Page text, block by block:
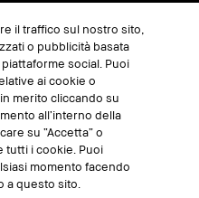
DEL SITO
PRIVACY
il traffico sul nostro sito,
o pubblicità basata
social. Puoi
ai cookie o
merito cliccando su
all’interno della
su “Accetta” o
tutti i cookie. Puoi
momento facendo
a questo sito.